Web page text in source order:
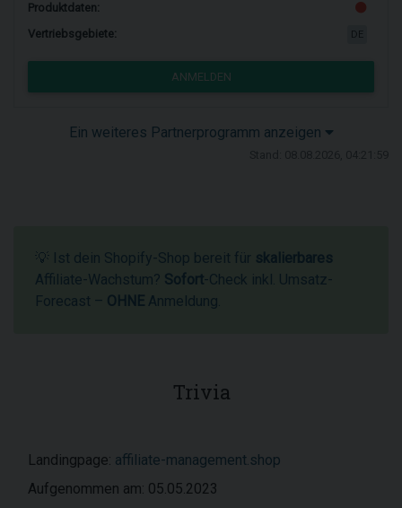
Produktdaten:
Vertriebsgebiete:
ANMELDEN
Ein weiteres Partnerprogramm anzeigen
💡 Ist dein Shopify-Shop bereit für skalierbares
Affiliate-Wachstum? Sofort-Check inkl. Umsatz-
Forecast – OHNE Anmeldung.
Trivia
Landingpage: affiliate-management.shop
Aufgenommen am: 05.05.2023